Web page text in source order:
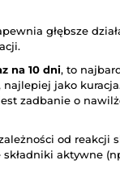
głębsze
na 10 dni, to
jako
zadbanie o
od reakcji
aktywne